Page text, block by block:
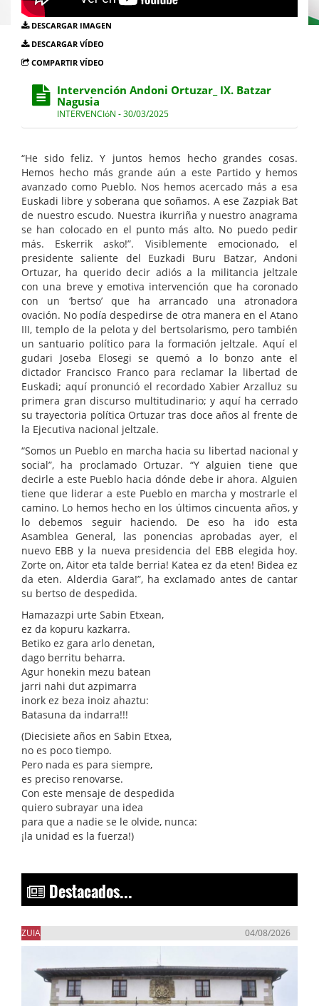
DESCARGAR IMAGEN
DESCARGAR VÍDEO
COMPARTIR VÍDEO
Intervención Andoni Ortuzar_ IX. Batzar
Nagusia
INTERVENCIóN - 30/03/2025
“He sido feliz. Y juntos hemos hecho grandes cosas.
Hemos hecho más grande aún a este Partido y hemos
avanzado como Pueblo. Nos hemos acercado más a esa
Euskadi libre y soberana que soñamos. A ese Zazpiak Bat
de nuestro escudo. Nuestra ikurriña y nuestro anagrama
se han colocado en el punto más alto. No puedo pedir
más. Eskerrik asko!”. Visiblemente emocionado, el
presidente saliente del Euzkadi Buru Batzar, Andoni
Ortuzar, ha querido decir adiós a la militancia jeltzale
con una breve y emotiva intervención que ha coronado
con un ‘bertso’ que ha arrancado una atronadora
ovación. No podía despedirse de otra manera en el Atano
III, templo de la pelota y del bertsolarismo, pero también
un santuario político para la formación jeltzale. Aquí el
gudari Joseba Elosegi se quemó a lo bonzo ante el
dictador Francisco Franco para reclamar la libertad de
Euskadi; aquí pronunció el recordado Xabier Arzalluz su
primera gran discurso multitudinario; y aquí ha cerrado
su trayectoria política Ortuzar tras doce años al frente de
la Ejecutiva nacional jeltzale.
“Somos un Pueblo en marcha hacia su libertad nacional y
social”, ha proclamado Ortuzar. “Y alguien tiene que
decirle a este Pueblo hacia dónde debe ir ahora. Alguien
tiene que liderar a este Pueblo en marcha y mostrarle el
camino. Lo hemos hecho en los últimos cincuenta años, y
lo debemos seguir haciendo. De eso ha ido esta
Asamblea General, las ponencias aprobadas ayer, el
nuevo EBB y la nueva presidencia del EBB elegida hoy.
Zorte on, Aitor eta talde berria! Katea ez da eten! Bidea ez
da eten. Alderdia Gara!”, ha exclamado antes de cantar
su bertso de despedida.
Hamazazpi urte Sabin Etxean,
ez da kopuru kazkarra.
Betiko ez gara arlo denetan,
dago berritu beharra.
Agur honekin mezu batean
jarri nahi dut azpimarra
inork ez beza inoiz ahaztu:
Batasuna da indarra!!!
(Diecisiete años en Sabin Etxea,
no es poco tiempo.
Pero nada es para siempre,
es preciso renovarse.
Con este mensaje de despedida
quiero subrayar una idea
para que a nadie se le olvide, nunca:
¡la unidad es la fuerza!)
Destacados...
ZUIA 04/08/2026